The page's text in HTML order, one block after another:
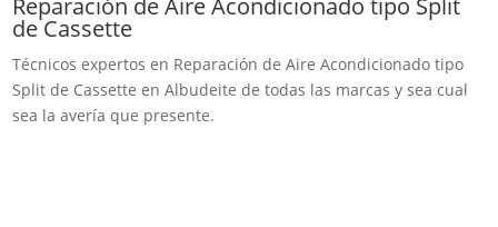
Reparación de Aire Acondicionado tipo Split
de Cassette
Técnicos expertos en Reparación de Aire Acondicionado tipo
Split de Cassette en Albudeite de todas las marcas y sea cual
sea la avería que presente.